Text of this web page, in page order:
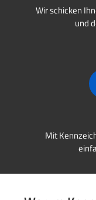
Wir schicken
und
Mit